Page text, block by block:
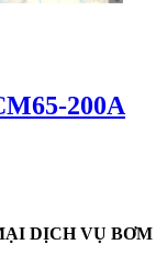
200A
DỊCH VỤ BƠM